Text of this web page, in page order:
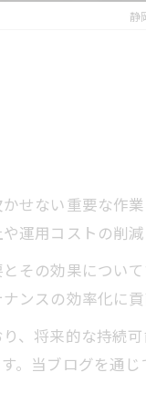
静
せない重要な作業
運用コストの削
その効果につい
ンスの効率化に貢
、将来的な持続
。当ブログを通